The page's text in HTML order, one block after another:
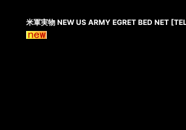
米軍実物 NEW US ARMY EGRET BED NET [